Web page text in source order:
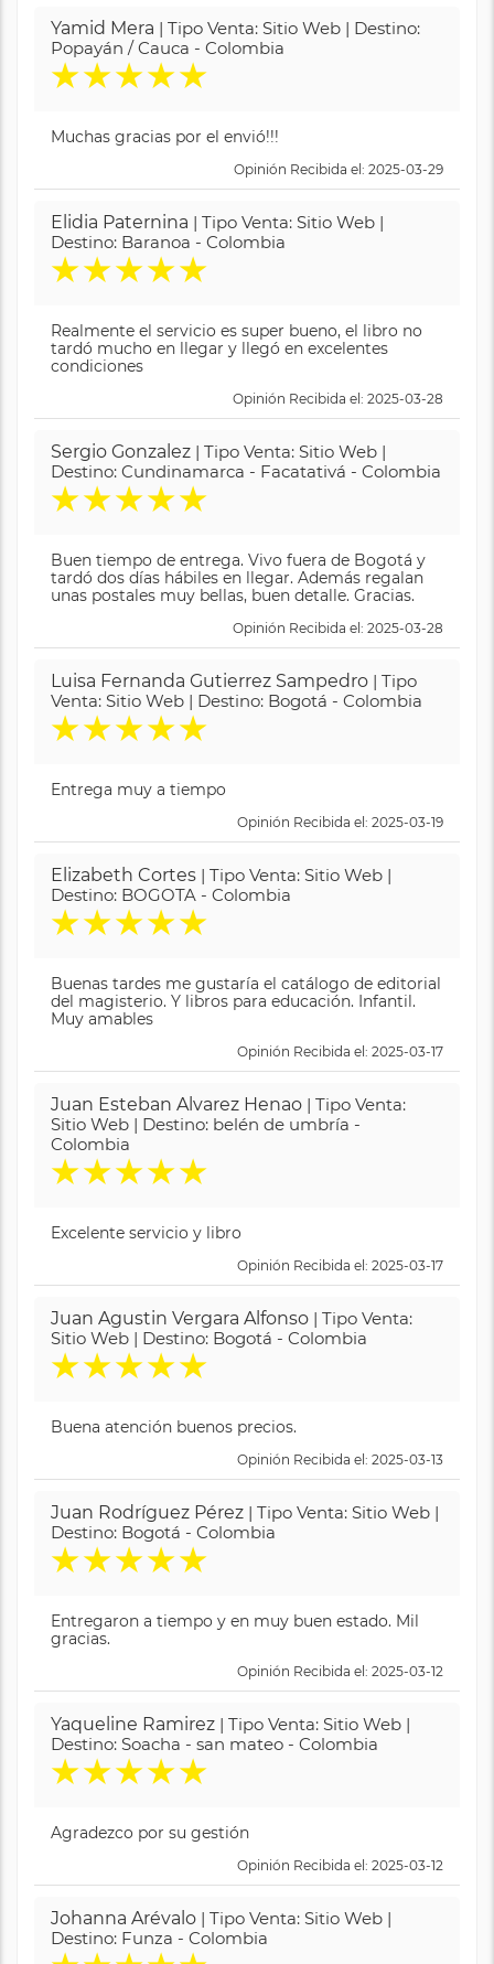
Yamid Mera | Tipo Venta: Sitio Web | Destino:
Popayán / Cauca - Colombia
★★★★★
Muchas gracias por el envió!!!
Opinión Recibida el: 2025-03-29
Elidia Paternina | Tipo Venta: Sitio Web |
Destino: Baranoa - Colombia
★★★★★
Realmente el servicio es super bueno, el libro no
tardó mucho en llegar y llegó en excelentes
condiciones
Opinión Recibida el: 2025-03-28
Sergio Gonzalez | Tipo Venta: Sitio Web |
Destino: Cundinamarca - Facatativá - Colombia
★★★★★
Buen tiempo de entrega. Vivo fuera de Bogotá y
tardó dos días hábiles en llegar. Además regalan
unas postales muy bellas, buen detalle. Gracias.
Opinión Recibida el: 2025-03-28
Luisa Fernanda Gutierrez Sampedro | Tipo
Venta: Sitio Web | Destino: Bogotá - Colombia
★★★★★
Entrega muy a tiempo
Opinión Recibida el: 2025-03-19
Elizabeth Cortes | Tipo Venta: Sitio Web |
Destino: BOGOTA - Colombia
★★★★★
Buenas tardes me gustaría el catálogo de editorial
del magisterio. Y libros para educación. Infantil.
Muy amables
Opinión Recibida el: 2025-03-17
Juan Esteban Alvarez Henao | Tipo Venta:
Sitio Web | Destino: belén de umbría -
Colombia
★★★★★
Excelente servicio y libro
Opinión Recibida el: 2025-03-17
Juan Agustin Vergara Alfonso | Tipo Venta:
Sitio Web | Destino: Bogotá - Colombia
★★★★★
Buena atención buenos precios.
Opinión Recibida el: 2025-03-13
Juan Rodríguez Pérez | Tipo Venta: Sitio Web |
Destino: Bogotá - Colombia
★★★★★
Entregaron a tiempo y en muy buen estado. Mil
gracias.
Opinión Recibida el: 2025-03-12
Yaqueline Ramirez | Tipo Venta: Sitio Web |
Destino: Soacha - san mateo - Colombia
★★★★★
Agradezco por su gestión
Opinión Recibida el: 2025-03-12
Johanna Arévalo | Tipo Venta: Sitio Web |
Destino: Funza - Colombia